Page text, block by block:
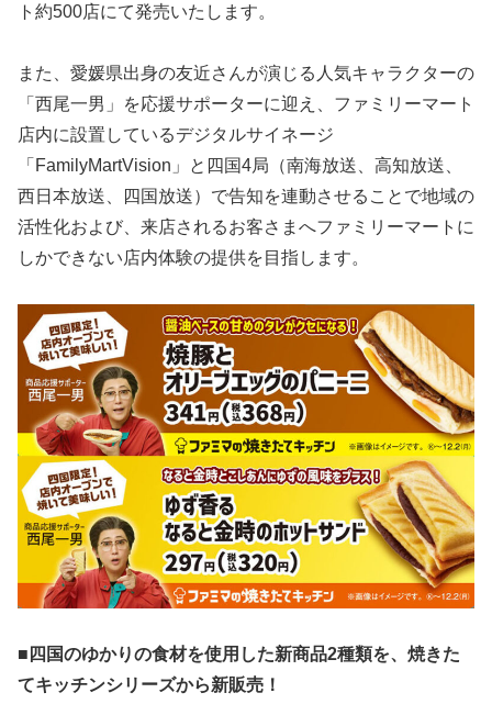
ト約500店にて発売いたします。
また、愛媛県出身の友近さんが演じる人気キャラクターの
「西尾一男」を応援サポーターに迎え、ファミリーマート
店内に設置しているデジタルサイネージ
「FamilyMartVision」と四国4局（南海放送、高知放送、
西日本放送、四国放送）で告知を連動させることで地域の
活性化および、来店されるお客さまへファミリーマートに
しかできない店内体験の提供を目指します。
■四国のゆかりの食材を使用した新商品2種類を、焼きた
てキッチンシリーズから新販売！